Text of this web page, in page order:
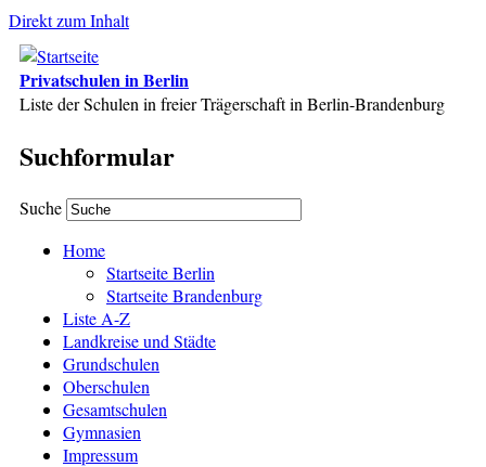
Direkt zum Inhalt
Privatschulen in Berlin
Liste der Schulen in freier Trägerschaft in Berlin-Brandenburg
Suchformular
Suche
Home
Startseite Berlin
Startseite Brandenburg
Liste A-Z
Landkreise und Städte
Grundschulen
Oberschulen
Gesamtschulen
Gymnasien
Impressum